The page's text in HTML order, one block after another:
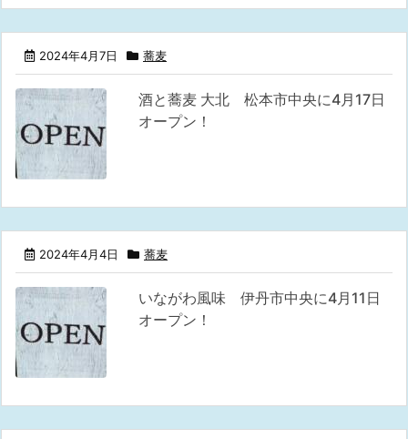
2024年4月7日 蕎麦
酒と蕎麦 大北 松本市中央に4月17日
オープン！
2024年4月4日 蕎麦
いながわ風味 伊丹市中央に4月11日
オープン！